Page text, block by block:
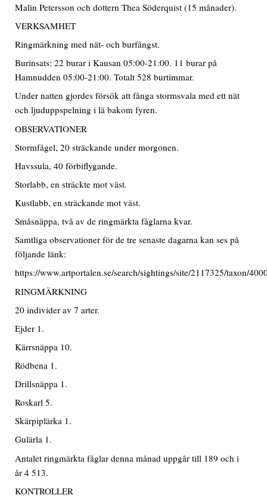
Malin Petersson och dottern Thea Söderquist (15 månader).
VERKSAMHET
Ringmärkning med nät- och burfångst.
Burinsats: 22 burar i Kausan 05:00-21:00. 11 burar på
Hamnudden 05:00-21:00. Totalt 528 burtimmar.
Under natten gjordes försök att fånga stormsvala med ett nät
och ljuduppspelning i lä bakom fyren.
OBSERVATIONER
Stormfågel, 20 sträckande under morgonen.
Havssula, 40 förbiflygande.
Storlabb, en sträckte mot väst.
Kustlabb, en sträckande mot väst.
Småsnäppa, två av de ringmärkta fåglarna kvar.
Samtliga observationer för de tre senaste dagarna kan ses på
följande länk:
https://www.artportalen.se/search/sightings/site/2117325/taxon/
RINGMÄRKNING
20 individer av 7 arter.
Ejder 1.
Kärrsnäppa 10.
Rödbena 1.
Drillsnäppa 1.
Roskarl 5.
Skärpiplärka 1.
Gulärla 1.
Antalet ringmärkta fåglar denna månad uppgår till 189 och i
år 4 513.
KONTROLLER